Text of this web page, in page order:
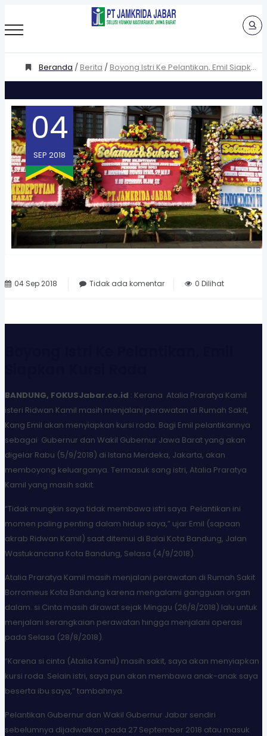
Beranda /Berita /Boyong Istri Ke Pelantikan, Emil Siapkan
Kursi Roda
04
SEP 2018
04 Sep 2018 Tidak ada komentar 0 Dilihat
BANDUNG, FOKUSJabar.co.id : Kerana Atalia Praratya Kamil
isteri Ridwan Kamil masih menjalani perawatan di Rumah Sakit,
Kang Emil akan menyiapkan kursi roda. Bagi Emil pelantikannya
sebagai Gubernur dan Wakil Gubernur Jawa Barat yang akan
digelar Rabu (5/9/2018) di Istana Merdeka, Jakarta, akan
memboyong keluarganya. Termasuk sang istri, Atalia Praratya
Kamil yang masih sakit.
“Tidak mungkin saya tidak membawa istri saya. Pelantikan ini
momen paling penting dalam hidup saya,” ujar Emil (sapaan
akrab Ridwan Kamil) saat ditemui di Balai Kota Bandung, Jalan
Wastukancana Kota Bandung, Selasa (4/9/2018).
Atalia Praratya Kamil masih menjalani perawatan di Rumah Sakit
Borromeus Kota Bandung karena mengalami gangguan organ
dalam. si Cinta masih dirawat sejak Minggu (26/8/2018) lalu untuk
menjalani serangkaian perawatan hingga menjalani operasi
pada Selasa (28/8/2018).
“Karena si cinta (Atalia Kamil) masih sakit, saya akan menyiapkan
kursi roda. Selain istri, saya pun akan membawa anak-anak saya
beserta ibu saya,” tambahnya.
Pelantikan Gubernur dan Wakil Gubernur Jabar sendiri
sebelumnya dijadwalkan pada 27 September 2018 atau masuk